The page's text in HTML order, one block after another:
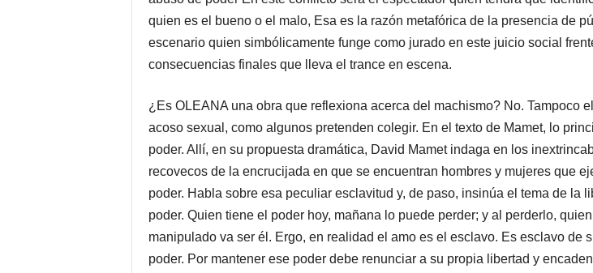
quien es el bueno o el malo, Esa es la razón metafórica de la presencia de
escenario quien simbólicamente funge como jurado en este juicio social
consecuencias finales que lleva el trance en escena.
¿Es OLEANA una obra que reflexiona acerca del machismo? No. Tampoco
acoso sexual, como algunos pretenden colegir. En el texto de Mamet, lo
poder. Allí, en su propuesta dramática, David Mamet indaga en los
recovecos de la encrucijada en que se encuentran hombres y mujeres que
poder. Habla sobre esa peculiar esclavitud y, de paso, insinúa el tema de la
poder. Quien tiene el poder hoy, mañana lo puede perder; y al perderlo,
manipulado va ser él. Ergo, en realidad el amo es el esclavo. Es esclavo de
poder. Por mantener ese poder debe renunciar a su propia libertad y